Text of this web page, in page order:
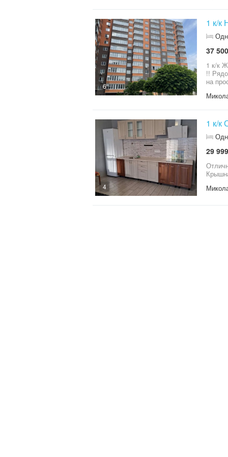
6
1 к/к
37
1 к/к ЖК «Набережный квартал» 55 кв.м. 6 этаж . Удобное месторасположение
!! Рядом остановка общ-го транспорта, супермаркет
4
1 к/к
29